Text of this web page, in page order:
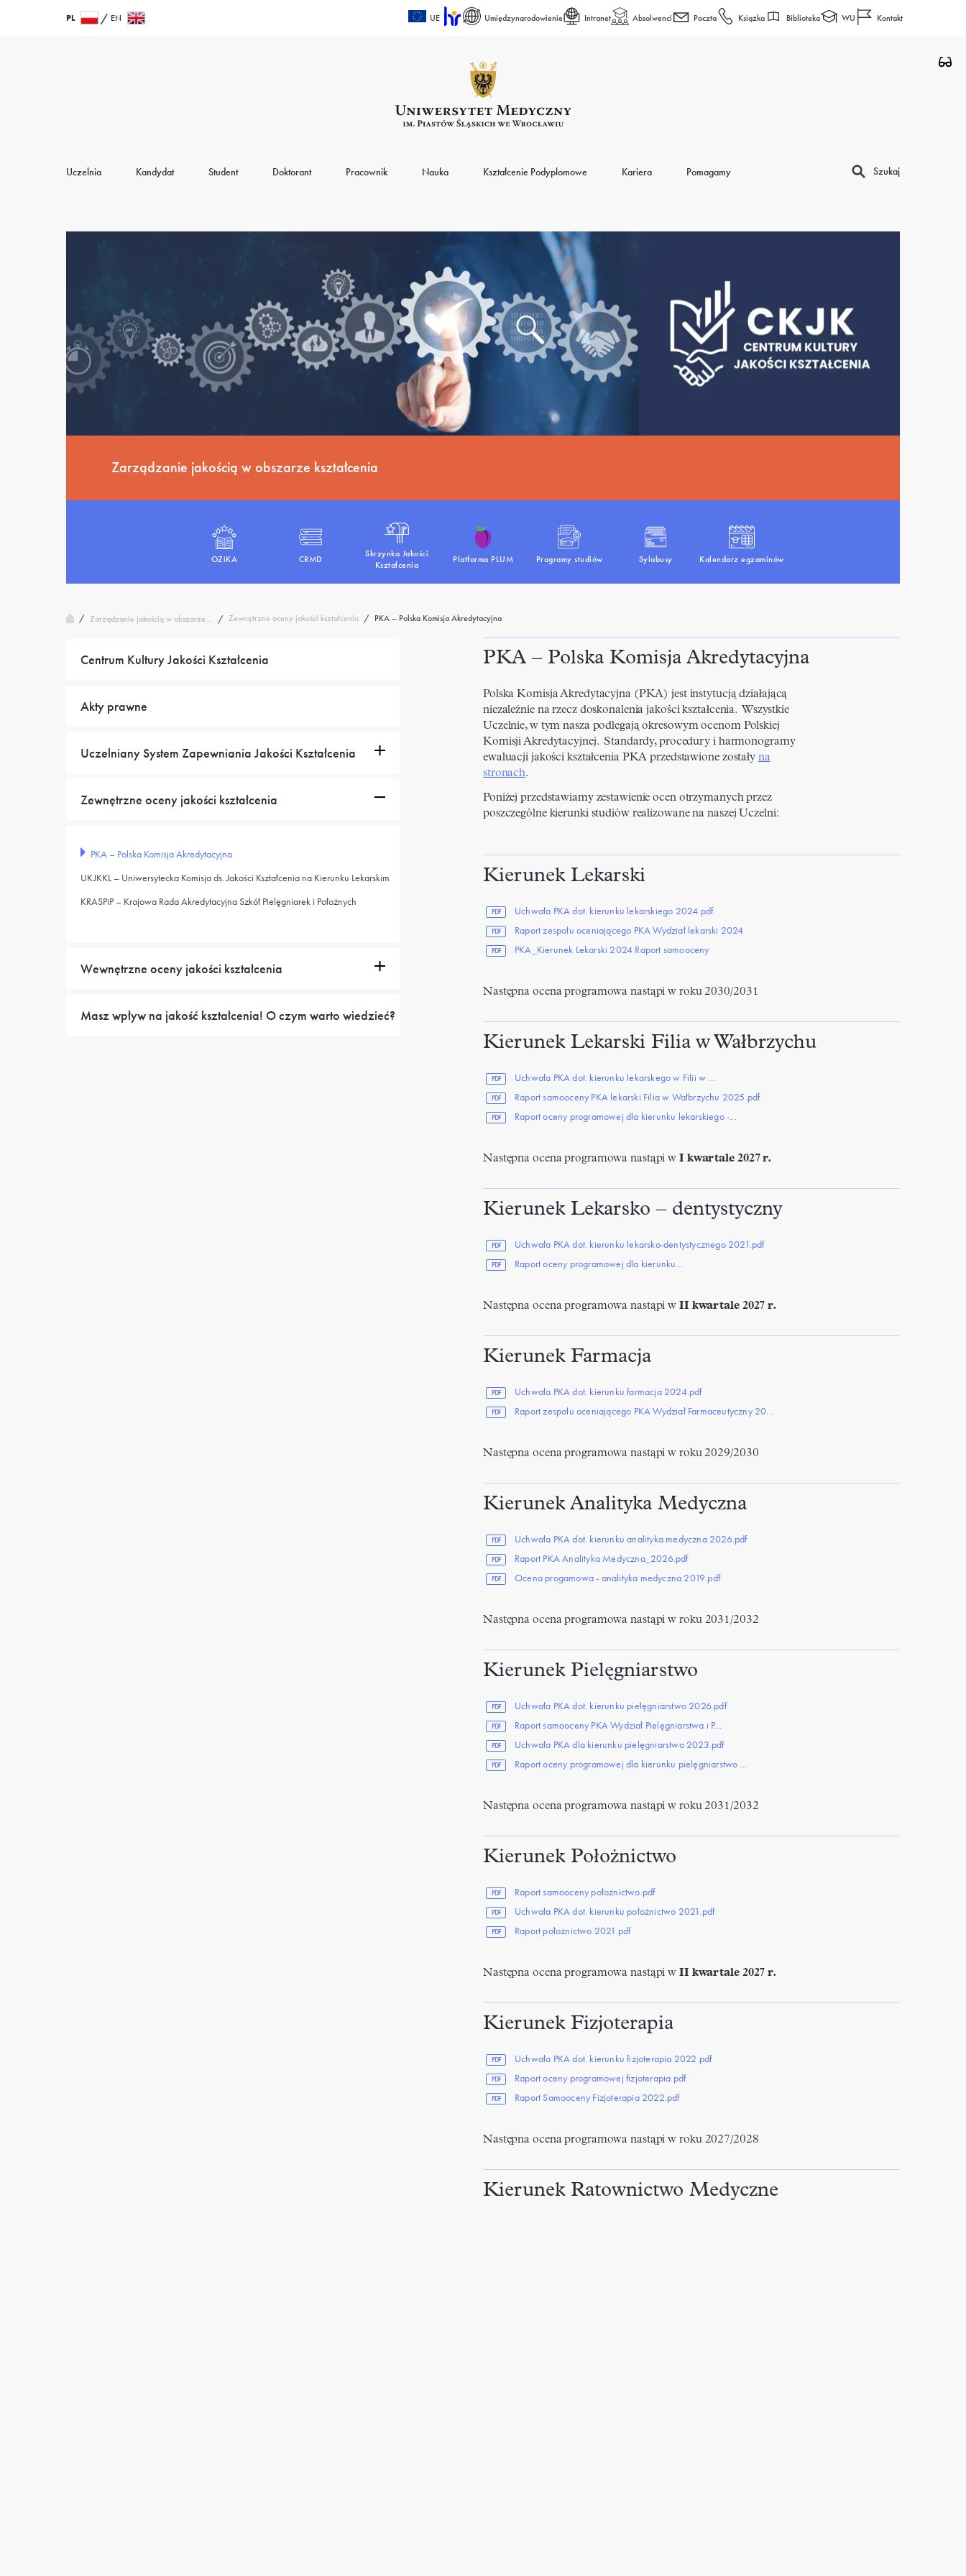
PL EN UE Umiędzynarodowienie Intranet Absolwenci Poczta Książka Biblioteka WU Kontakt
Uczelnia Kandydat Student Doktorant Pracownik Nauka Kształcenie Podyplomowe Kariera Pomagamy Szukaj
Zarządzanie jakością w obszarze kształcenia
OZiKA CRMD
Skrzynka Jakości
Kształcenia
Platforma PLUM Programy studiów Sylabusy Kalendarz egzaminów
/ Zarządzanie jakością w obszarze… / Zewnętrzne oceny jakości kształcenia / PKA – Polska Komisja Akredytacyjna
Centrum Kultury Jakości Kształcenia
Akty prawne
Uczelniany System Zapewniania Jakości Kształcenia
Zewnętrzne oceny jakości kształcenia
PKA – Polska Komisja Akredytacyjna
UKJKKL – Uniwersytecka Komisja ds. Jakości Kształcenia na Kierunku Lekarskim
KRASPiP – Krajowa Rada Akredytacyjna Szkół Pielęgniarek i Położnych
Wewnętrzne oceny jakości kształcenia
Masz wpływ na jakość kształcenia! O czym warto wiedzieć?
PKA – Polska Komisja Akredytacyjna
Polska Komisja Akredytacyjna (PKA) jest instytucją działającą
niezależnie na rzecz doskonalenia jakości kształcenia. Wszystkie
Uczelnie, w tym nasza podlegają okresowym ocenom Polskiej
Komisji Akredytacyjnej. Standardy, procedury i harmonogramy
ewaluacji jakości kształcenia PKA przedstawione zostały na
stronach.
Poniżej przedstawiamy zestawienie ocen otrzymanych przez
poszczególne kierunki studiów realizowane na naszej Uczelni:
Kierunek Lekarski
PDF Uchwała PKA dot. kierunku lekarskiego 2024.pdf
PDF Raport zespołu oceniającego PKA Wydział lekarski 2024
PDF PKA_Kierunek Lekarski 2024 Raport samooceny
Następna ocena programowa nastąpi w roku 2030/2031
Kierunek Lekarski Filia w Wałbrzychu
PDF Uchwała PKA dot. kierunku lekarskego w Filii w ...
PDF Raport samooceny PKA lekarski Filia w Wałbrzychu 2025.pdf
PDF Raport oceny programowej dla kierunku lekarskiego -...
Następna ocena programowa nastąpi wI kwartale 2027 r.
Kierunek Lekarsko – dentystyczny
PDF Uchwała PKA dot. kierunku lekarsko-dentystycznego 2021.pdf
PDF Raport oceny programowej dla kierunku...
Następna ocena programowa nastąpi wII kwartale 2027 r.
Kierunek Farmacja
PDF Uchwała PKA dot. kierunku farmacja 2024.pdf
PDF Raport zespołu oceniającego PKA Wydział Farmaceutyczny 20...
Następna ocena programowa nastąpi w roku 2029/2030
Kierunek Analityka Medyczna
PDF Uchwała PKA dot. kierunku analityka medyczna 2026.pdf
PDF Raport PKA Analityka Medyczna_2026.pdf
PDF Ocena progamowa - analityka medyczna 2019.pdf
Następna ocena programowa nastąpi w roku 2031/2032
Kierunek Pielęgniarstwo
PDF Uchwała PKA dot. kierunku pielęgniarstwo 2026.pdf
PDF Raport samooceny PKA Wydział Pielęgniarstwa i P...
PDF Uchwała PKA dla kierunku pielęgniarstwo 2023.pdf
PDF Raport oceny programowej dla kierunku pielęgniarstwo ...
Następna ocena programowa nastąpi w roku 2031/2032
Kierunek Położnictwo
PDF Raport samooceny położnictwo.pdf
PDF Uchwała PKA dot. kierunku położnictwo 2021.pdf
PDF Raport położnictwo 2021.pdf
Następna ocena programowa nastąpi wII kwartale 2027 r.
Kierunek Fizjoterapia
PDF Uchwała PKA dot. kierunku fizjoterapia 2022.pdf
PDF Raport oceny programowej fizjoterapia.pdf
PDF Raport Samooceny Fizjoterapia 2022.pdf
Następna ocena programowa nastąpi w roku 2027/2028
Kierunek Ratownictwo Medyczne